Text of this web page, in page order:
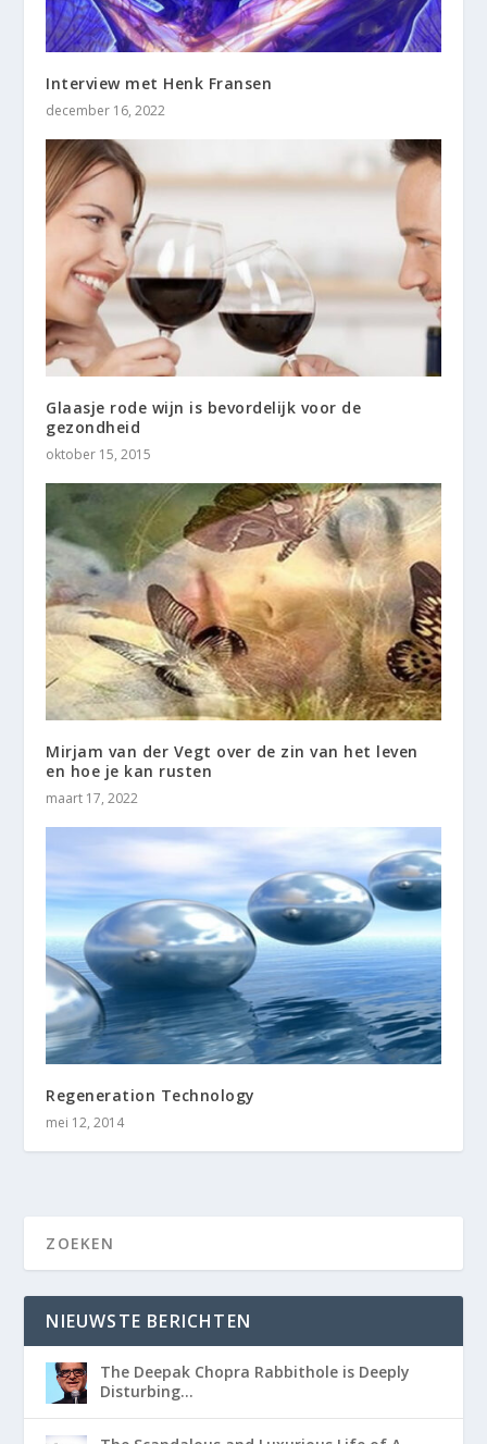
Interview met Henk Fransen
december 16, 2022
Glaasje rode wijn is bevordelijk voor de
gezondheid
oktober 15, 2015
Mirjam van der Vegt over de zin van het leven
en hoe je kan rusten
maart 17, 2022
Regeneration Technology
mei 12, 2014
NIEUWSTE BERICHTEN
The Deepak Chopra Rabbithole is Deeply
Disturbing…